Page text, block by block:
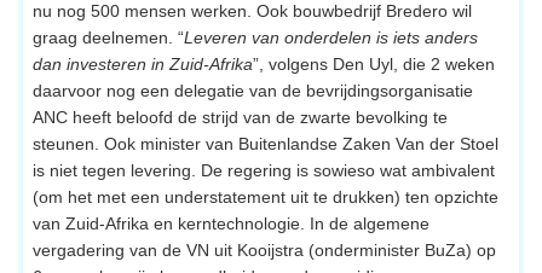
nu nog 500 mensen werken. Ook bouwbedrijf Bredero wil
graag deelnemen. “Leveren van onderdelen is iets anders
dan investeren in Zuid-Afrika”, volgens Den Uyl, die 2 weken
daarvoor nog een delegatie van de bevrijdingsorganisatie
ANC heeft beloofd de strijd van de zwarte bevolking te
steunen. Ook minister van Buitenlandse Zaken Van der Stoel
is niet tegen levering. De regering is sowieso wat ambivalent
(om het met een understatement uit te drukken) ten opzichte
van Zuid-Afrika en kerntechnologie. In de algemene
vergadering van de VN uit Kooijstra (onderminister BuZa) op